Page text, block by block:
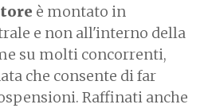
è montato in
e non all'interno della
su molti concorrenti,
che consente di far
Raffinati anche